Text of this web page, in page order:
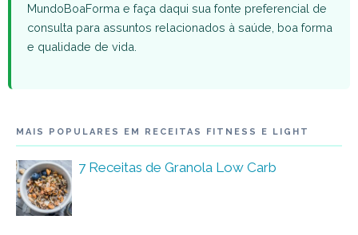
MundoBoaForma e faça daqui sua fonte preferencial de
consulta para assuntos relacionados à saúde, boa forma
e qualidade de vida.
MAIS POPULARES EM RECEITAS FITNESS E LIGHT
7 Receitas de Granola Low Carb